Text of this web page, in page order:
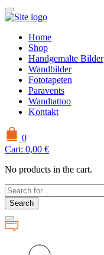
Home
Shop
Handgemalte Bilder
Wandbilder
Fototapeten
Paravents
Wandtattoo
Kontakt
0
Cart: 0,00 €
No products in the cart.
Search